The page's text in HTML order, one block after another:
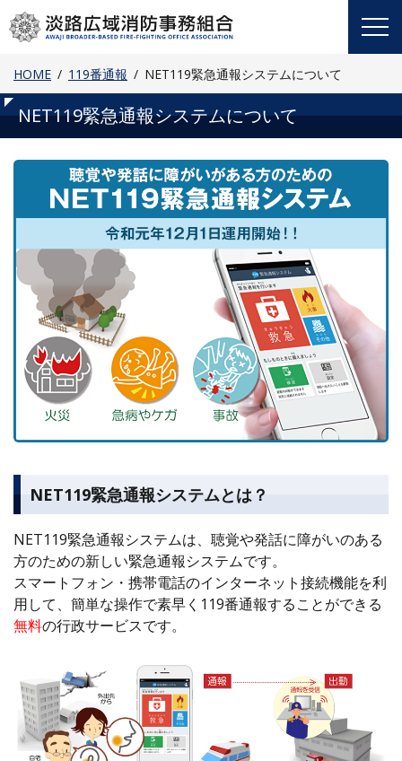
Skip
to
HOME 119番通報 NET119緊急通報システムについて
NET119緊急通報システムについて
NET119緊急通報システムとは？
NET119緊急通報システムは、聴覚や発話に障がいのある
方のための新しい緊急通報システムです。
スマートフォン・携帯電話のインターネット接続機能を利
用して、簡単な操作で素早く119番通報することができる
無料の行政サービスです。